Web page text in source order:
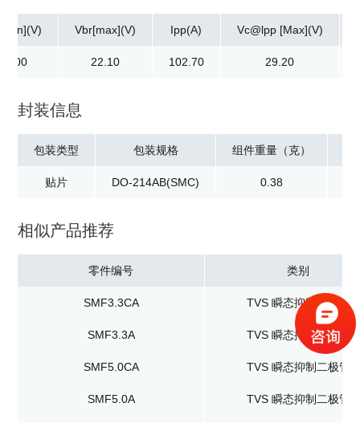
Vbr[max](V)
22.10
Ipp(A)
102.70
Vc@lpp [Max](V)
29.20
封装信息
包装类型
贴片
包装规格
DO-214AB(SMC)
组件重量（克）
0.38
相似产品推荐
零件编号 类别
SMF3.3CA TVS 瞬态抑制二极管
SMF3.3A TVS 瞬态抑制二极管
SMF5.0CA TVS 瞬态抑制二极管
SMF5.0A TVS 瞬态抑制二极管